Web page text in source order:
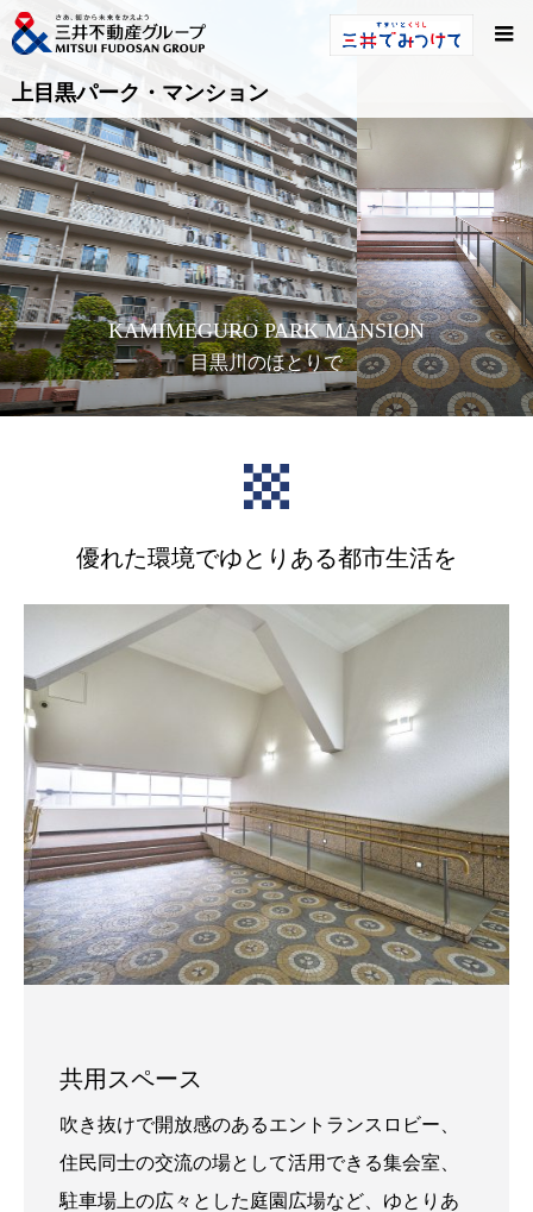
上目黒パーク・マンション
KAMIMEGURO PARK MANSION
目黒川のほとりで
優れた環境でゆとりある都市生活を
共用スペース
吹き抜けで開放感のあるエントランスロビー、
住民同士の交流の場として活用できる集会室、
駐車場上の広々とした庭園広場など、ゆとりあ